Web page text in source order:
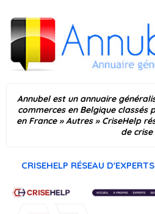
Annubel est un annuaire
commerces en Belgique classés
en France »Autres » CriseHelp
de crise
CRISEHELP RÉSEAU